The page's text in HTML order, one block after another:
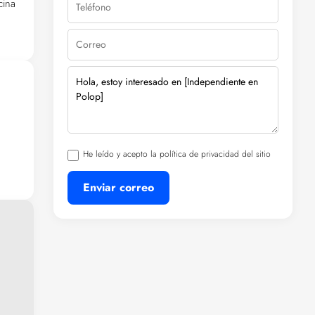
He leído y acepto la política de privacidad del sitio
Enviar correo